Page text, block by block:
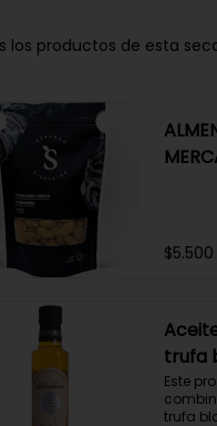
productos de esta
$5.500
trufa
250
Este
trufa